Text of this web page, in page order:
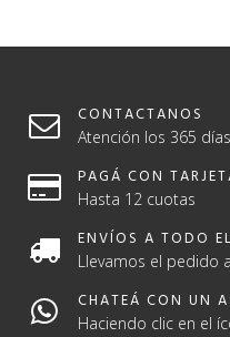
CONTACTANOS
Atención los 365 días
PAGÁ CON
Hasta 12 cuotas
ENVÍOS A TODO
Llevamos el pedido
CHATEÁ CON UN
Haciendo clic en el